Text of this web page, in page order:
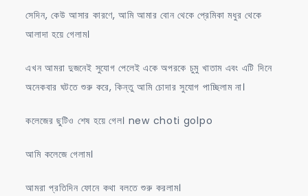
সেদিন, কেউ আসার কারণে, আমি আমার বোন থেকে প্রেমিকা মধুর থেকে
আলাদা হয়ে গেলাম।
এখন আমরা দুজনেই সুযোগ পেলেই একে অপরকে চুমু খাতাম এবং এটি দিনে
অনেকবার ঘটতে শুরু করে, কিন্তু আমি চোদার সুযোগ পাচ্ছিলাম না।
কলেজের ছুটিও শেষ হয়ে গেল। new choti golpo
আমি কলেজে গেলাম।
আমরা প্রতিদিন ফোনে কথা বলতে শুরু করলাম।